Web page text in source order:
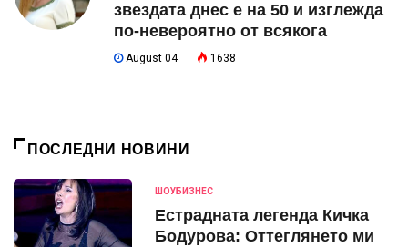
звездата днес е на 50 и изглежда
по-невероятно от всякога
August 04 1638
ПОСЛЕДНИ НОВИНИ
ШОУБИЗНЕС
Естрадната легенда Кичка
Бодурова: Оттеглянето ми